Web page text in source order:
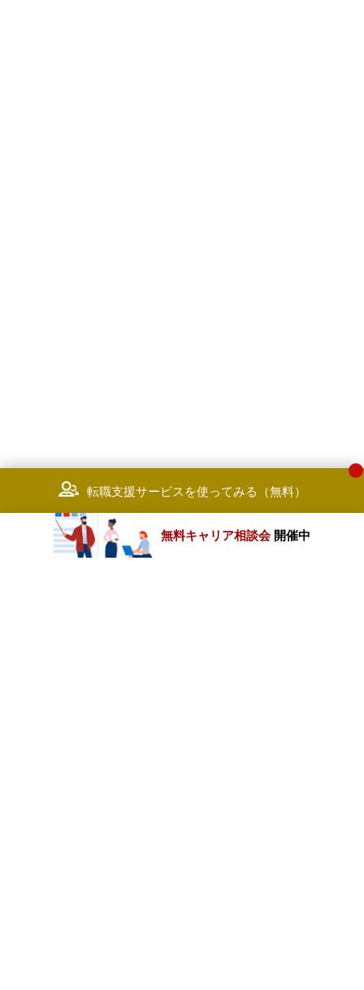
転職支援サービスを使ってみる（無料）
無料キャリア相談会 開催中